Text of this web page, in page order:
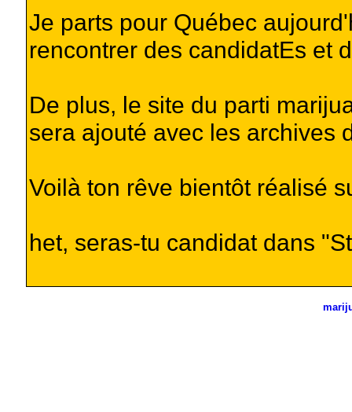
Je parts pour Québec
rencontrer des candidatEs et
De plus, le site du parti
sera ajouté avec les archives
Voilà ton rêve bientôt réalisé
het, seras-tu candidat dans